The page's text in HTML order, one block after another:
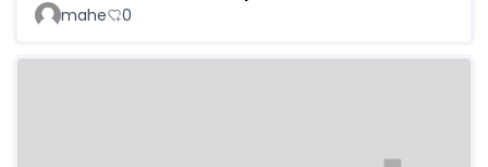
mahe 0